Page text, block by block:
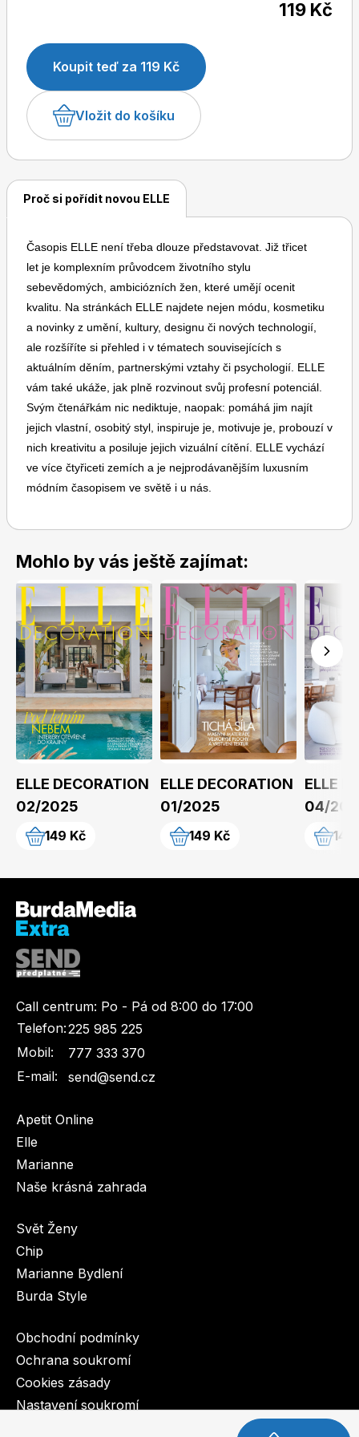
Dětské časopisy
Burda Best of
Burda Kids
Toprecepty.cz
119 Kč
Koupit teď za 119 Kč
Vložit do košíku
Proč si pořídit novou ELLE
Časopis ELLE není třeba dlouze představovat. Již třicet
let je komplexním průvodcem životního stylu
sebevědomých, ambiciózních žen, které umějí ocenit
kvalitu. Na stránkách ELLE najdete nejen módu, kosmetiku
a novinky z umění, kultury, designu či nových technologií,
ale rozšíříte si přehled i v tématech souvisejících s
aktuálním děním, partnerskými vztahy či psychologií. ELLE
vám také ukáže, jak plně rozvinout svůj profesní potenciál.
Svým čtenářkám nic nediktuje, naopak: pomáhá jim najít
jejich vlastní, osobitý styl, inspiruje je, motivuje je, probouzí v
nich kreativitu a posiluje jejich vizuální cítění. ELLE vychází
ve více čtyřiceti zemích a je nejprodávanějším luxusním
módním časopisem ve světě i u nás.
Mohlo by vás ještě zajímat:
ELLE DECORATION
02/2025
149 Kč
ELLE DECORATION
01/2025
149 Kč
ELLE
04/
149
Call centrum: Po - Pá od 8:00 do 17:00
Telefon:225 985 225
Mobil:
777 333 370
E-mail:
send@send.cz
Apetit Online
Elle
Marianne
Naše krásná zahrada
Svět Ženy
Chip
Marianne Bydlení
Burda Style
Obchodní podmínky
Ochrana soukromí
Cookies zásady
Nastavení soukromí